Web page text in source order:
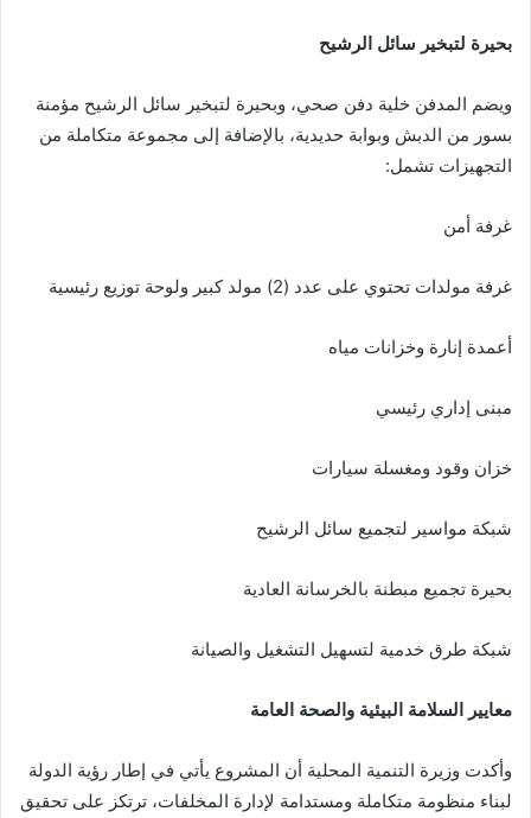
بحيرة لتبخير سائل الرشيح
ويضم المدفن خلية دفن صحي، وبحيرة لتبخير سائل الرشيح مؤمنة
بسور من الدبش وبوابة حديدية، بالإضافة إلى مجموعة متكاملة من
التجهيزات تشمل:
غرفة أمن
غرفة مولدات تحتوي على عدد (2) مولد كبير ولوحة توزيع رئيسية
أعمدة إنارة وخزانات مياه
مبنى إداري رئيسي
خزان وقود ومغسلة سيارات
شبكة مواسير لتجميع سائل الرشيح
بحيرة تجميع مبطنة بالخرسانة العادية
شبكة طرق خدمية لتسهيل التشغيل والصيانة
معايير السلامة البيئية والصحة العامة
وأكدت وزيرة التنمية المحلية أن المشروع يأتي في إطار رؤية الدولة
لبناء منظومة متكاملة ومستدامة لإدارة المخلفات، ترتكز على تحقيق